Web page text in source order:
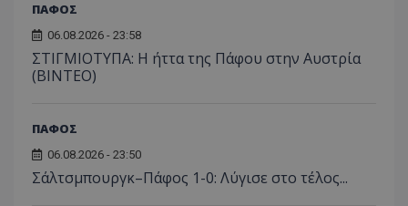
ΠΑΦΟΣ
06.08.2026 - 23:58
ΣΤΙΓΜΙΟΤΥΠΑ: Η ήττα της Πάφου στην Αυστρία
(ΒΙΝΤΕΟ)
ΠΑΦΟΣ
06.08.2026 - 23:50
Σάλτσμπουργκ–Πάφος 1-0: Λύγισε στο τέλος...